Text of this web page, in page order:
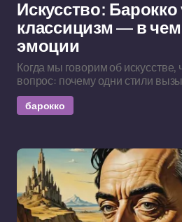
Искусство: Барокко
классицизм — в
эмоции
Когда мы говорим об искусстве,
вопрос: почему одни стили
барокко